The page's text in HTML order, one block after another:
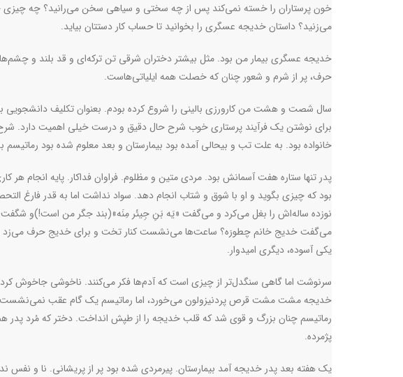
خون پرستاران را خسته نمی‌کند پس از چه سختی و سیاهی سخن می‌رانید؟ چه چیزی
می‌زنید؟ داستان خدیجه عسگری را بخوانید تا حساب کار دستتان بیاید.
خدیجه عسگری بیمار من بود. مثل بیشتر دختران شرقی تن ترکه‌ای و قد بلند و
حرف، پر از شرم و شعور چنان که خصلت همه ایلیاتی‌هاست.
سال شصت و هشت من کارورزی بالینی را شروع کرده بودم. بعنوان تکلیف دانشجویی
خانواده بود. به علت تب و بیحالی آمده بود بیمارستان و بعد معلوم شده بود
پدر تنها ستاره هفت آسمانش بود. مردی متین و مظلوم. فراوان فداکار. پایه انجام
بود که چیزی بگوید و او با شوق و شتاب انجام دهد. سواد نداشت اما به قدر فارغ
نوزده ساله‌اش را بغل می‌کرد و می‌گفت «یَه بَنِ جِیئَر مِنَه»(بند جگر من است!)و شگفت
می‌گفت خدیج خانم چطورَه؟ ساعت‌ها می‌نشست کنار تخت و برای خدیج حرف می‌زد و
یکی آسوده، دیگری امیدوار.
سرنوشت اما گاهی سنگدل‌تر از چیزی است که آدم‌ها فکر می‌کنند. ناخوشی جاخوش
خدیجه مشت مشت قرص پردنیزولون می‌خورد، اما رماتیسم یک گام عقب
رماتیسم چنان بزرگ و قوی شد که قلب خدیجه را از طپش انداخت. دختر که مُرد پدر
پژمرده.
یک هفته بعد پدر خدیجه آمد بیمارستان. پیرمردی شده بود پر از پریشانی. نا و